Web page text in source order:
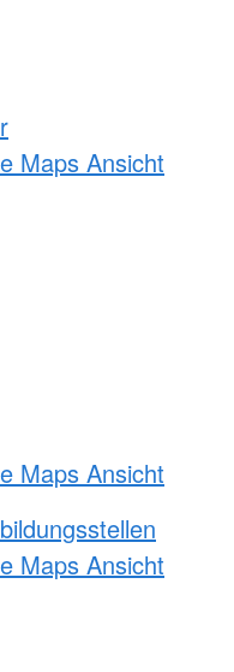
Maps Ansicht
Maps Ansicht
Maps Ansicht